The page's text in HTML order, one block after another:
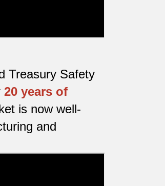
Treasury Safety
20 years of
is now well-
and